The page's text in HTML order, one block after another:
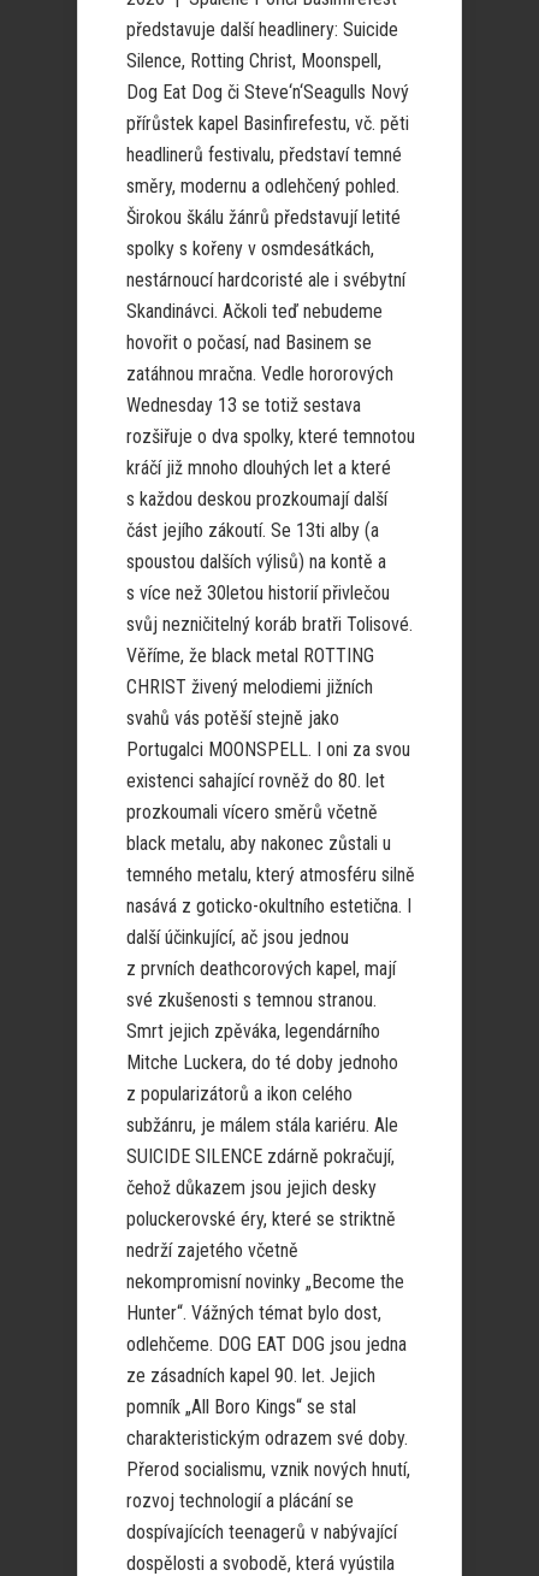
představuje další headlinery: Suicide
Silence, Rotting Christ, Moonspell,
Dog Eat Dog či Steve‘n‘Seagulls Nový
přírůstek kapel Basinfirefestu, vč. pěti
headlinerů festivalu, představí temné
směry, modernu a odlehčený pohled.
Širokou škálu žánrů představují letité
spolky s kořeny v osmdesátkách,
nestárnoucí hardcoristé ale i svébytní
Skandinávci. Ačkoli teď nebudeme
hovořit o počasí, nad Basinem se
zatáhnou mračna. Vedle hororových
Wednesday 13 se totiž sestava
rozšiřuje o dva spolky, které temnotou
kráčí již mnoho dlouhých let a které
s každou deskou prozkoumají další
část jejího zákoutí. Se 13ti alby (a
spoustou dalších výlisů) na kontě a
s více než 30letou historií přivlečou
svůj nezničitelný koráb bratři Tolisové.
Věříme, že black metal ROTTING
CHRIST živený melodiemi jižních
svahů vás potěší stejně jako
Portugalci MOONSPELL. I oni za svou
existenci sahající rovněž do 80. let
prozkoumali vícero směrů včetně
black metalu, aby nakonec zůstali u
temného metalu, který atmosféru silně
nasává z goticko-okultního estetična. I
další účinkující, ač jsou jednou
z prvních deathcorových kapel, mají
své zkušenosti s temnou stranou.
Smrt jejich zpěváka, legendárního
Mitche Luckera, do té doby jednoho
z popularizátorů a ikon celého
subžánru, je málem stála kariéru. Ale
SUICIDE SILENCE zdárně pokračují,
čehož důkazem jsou jejich desky
poluckerovské éry, které se striktně
nedrží zajetého včetně
nekompromisní novinky „Become the
Hunter“. Vážných témat bylo dost,
odlehčeme. DOG EAT DOG jsou jedna
ze zásadních kapel 90. let. Jejich
pomník „All Boro Kings“ se stal
charakteristickým odrazem své doby.
Přerod socialismu, vznik nových hnutí,
rozvoj technologií a plácání se
dospívajících teenagerů v nabývající
dospělosti a svobodě, která vyústila